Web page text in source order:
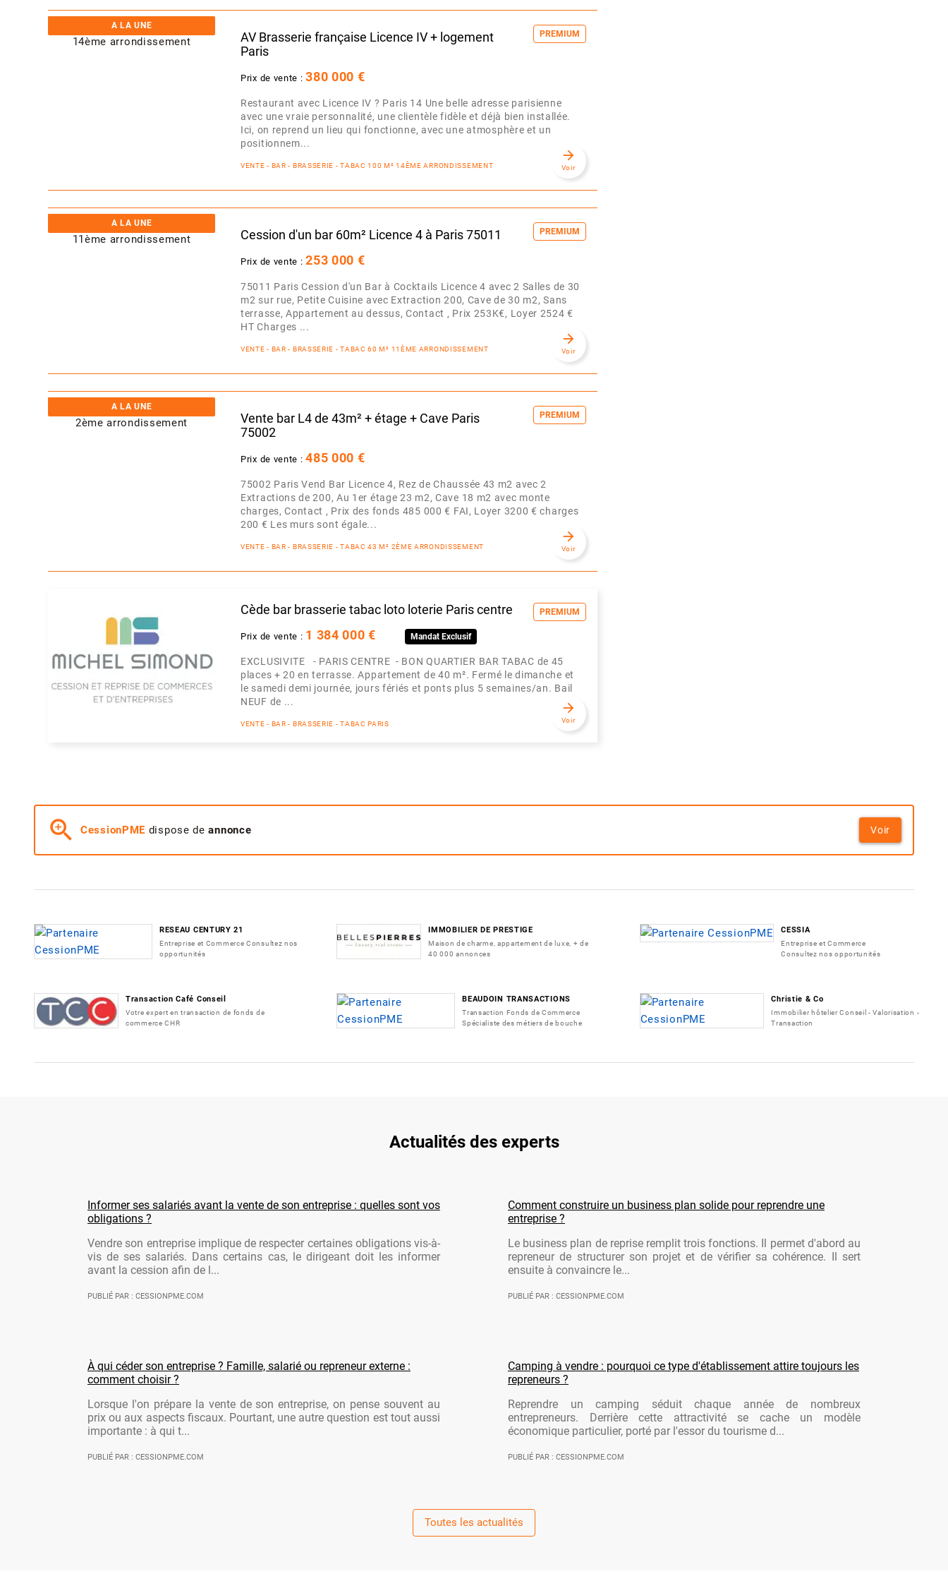
A LA UNE
PREMIUM
AV Brasserie française Licence IV + logement
Paris
Prix de vente :380 000 €
Restaurant avec Licence IV ? Paris 14 Une belle adresse parisienne
avec une vraie personnalité, une clientèle fidèle et déjà bien installée.
Ici, on reprend un lieu qui fonctionne, avec une atmosphère et un
positionnem...
VENTE - BAR - BRASSERIE - TABAC 100 M² 14ÈME ARRONDISSEMENT
arrow_forward
Voir
A LA UNE
PREMIUM
Cession d'un bar 60m² Licence 4 à Paris 75011
Prix de vente :253 000 €
75011 Paris Cession d'un Bar à Cocktails Licence 4 avec 2 Salles de 30
m2 sur rue, Petite Cuisine avec Extraction 200, Cave de 30 m2, Sans
terrasse, Appartement au dessus, Contact , Prix 253K€, Loyer 2524 €
HT Charges ...
VENTE - BAR - BRASSERIE - TABAC 60 M² 11ÈME ARRONDISSEMENT
arrow_forward
Voir
A LA UNE
PREMIUM
Vente bar L4 de 43m² + étage + Cave Paris
75002
Prix de vente :485 000 €
75002 Paris Vend Bar Licence 4, Rez de Chaussée 43 m2 avec 2
Extractions de 200, Au 1er étage 23 m2, Cave 18 m2 avec monte
charges, Contact , Prix des fonds 485 000 € FAI, Loyer 3200 € charges
200 € Les murs sont égale...
VENTE - BAR - BRASSERIE - TABAC 43 M² 2ÈME ARRONDISSEMENT
arrow_forward
Voir
PREMIUM
Cède bar brasserie tabac loto loterie Paris centre
Prix de vente : 1 384 000 € Mandat Exclusif
EXCLUSIVITE - PARIS CENTRE - BON QUARTIER BAR TABAC de 45
places + 20 en terrasse. Appartement de 40 m². Fermé le dimanche et
le samedi demi journée, jours fériés et ponts plus 5 semaines/an. Bail
NEUF de ...
VENTE - BAR - BRASSERIE - TABAC PARIS
arrow_forward
Voir
zoom_in CessionPME dispose deannonce Voir
RESEAU CENTURY 21
Entreprise et Commerce Consultez nos
opportunités
IMMOBILIER DE PRESTIGE
Maison de charme, appartement de luxe, + de
40 000 annonces
CESSIA
Entreprise et Commerce
Consultez nos opportunités
Transaction Café Conseil
Votre expert en transaction de fonds de
commerce CHR
BEAUDOIN TRANSACTIONS
Transaction Fonds de Commerce
Spécialiste des métiers de bouche
Christie & Co
Immobilier hôtelier Conseil - Valorisation -
Transaction
Actualités des experts
Informer ses salariés avant la vente de son entreprise : quelles sont vos
obligations ?
Vendre son entreprise implique de respecter certaines obligations vis-à-
vis de ses salariés. Dans certains cas, le dirigeant doit les informer
avant la cession afin de l...
PUBLIÉ PAR : CESSIONPME.COM
Comment construire un business plan solide pour reprendre une
entreprise ?
Le business plan de reprise remplit trois fonctions. Il permet d'abord au
repreneur de structurer son projet et de vérifier sa cohérence. Il sert
ensuite à convaincre le...
PUBLIÉ PAR : CESSIONPME.COM
À qui céder son entreprise ? Famille, salarié ou repreneur externe :
comment choisir ?
Lorsque l'on prépare la vente de son entreprise, on pense souvent au
prix ou aux aspects fiscaux. Pourtant, une autre question est tout aussi
importante : à qui t...
PUBLIÉ PAR : CESSIONPME.COM
Camping à vendre : pourquoi ce type d'établissement attire toujours les
repreneurs ?
Reprendre un camping séduit chaque année de nombreux
entrepreneurs. Derrière cette attractivité se cache un modèle
économique particulier, porté par l'essor du tourisme d...
PUBLIÉ PAR : CESSIONPME.COM
Toutes les actualités